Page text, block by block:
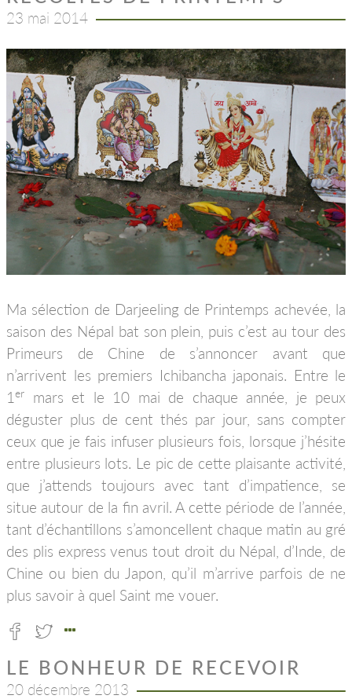
23 mai 2014
Ma sélection de Darjeeling de Printemps achevée, la
saison des Népal bat son plein, puis c’est au tour des
Primeurs de Chine de s’annoncer avant que
n’arrivent les premiers Ichibancha japonais. Entre le
1 er
mars et le 10 mai de chaque année, je peux
déguster plus de cent thés par jour, sans compter
ceux que je fais infuser plusieurs fois, lorsque j’hésite
entre plusieurs lots. Le pic de cette plaisante activité,
que j’attends toujours avec tant d’impatience, se
situe autour de la fin avril. A cette période de l’année,
tant d’échantillons s’amoncellent chaque matin au gré
des plis express venus tout droit du Népal, d’Inde, de
Chine ou bien du Japon, qu’il m’arrive parfois de ne
plus savoir à quel Saint me vouer.
LE BONHEUR DE RECEVOIR
20 décembre 2013